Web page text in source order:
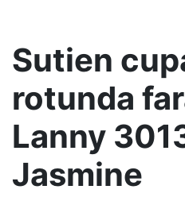
Sutien
rotunda
Lanny
Jasmine